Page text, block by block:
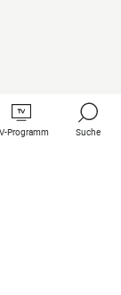
Programm Suche